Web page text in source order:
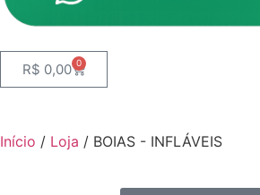
R$ 0,00 0
Início / Loja / BOIAS - INFLÁVEIS